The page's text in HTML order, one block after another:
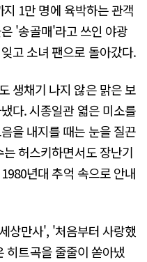
1만 명에 육박하는 관객
'송골매'라고 쓰인 야광
고 소녀 팬으로 돌아갔다.
생채기 나지 않은 맑은 보
다. 시종일관 엷은 미소를
을 내지를 때는 눈을 질끈
허스키하면서도 장난기
년대 추억 속으로 안내
상만사', '처음부터 사랑했
히트곡을 줄줄이 쏟아냈